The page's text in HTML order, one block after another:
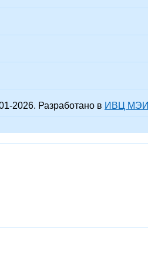
2026. Разработано в ИВЦ МЭИ